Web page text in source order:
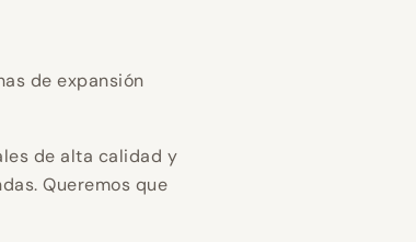
en
en
en
de expansión
de alta calidad y
Queremos que